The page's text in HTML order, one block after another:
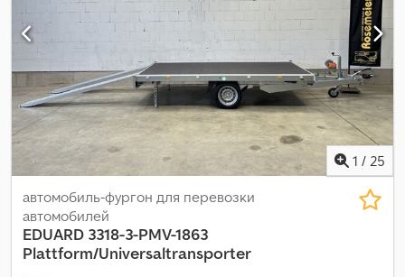
1 / 25
автомобиль-фургон для перевозки
автомобилей
EDUARD 3318-3-PMV-1863
Plattform/Universaltransporter